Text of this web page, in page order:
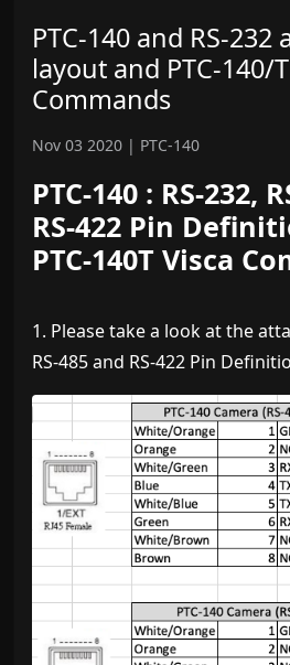
PTC-140 and RS-232
layout and PTC-140/
Commands
Nov 03 2020 | PTC-140
PTC-140 : RS-232,
RS-422 Pin
PTC-140T Visca
1. Please take a look at the
RS-485 and RS-422 Pin